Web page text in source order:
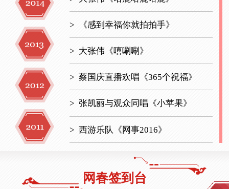
> 《感到幸福你就拍拍手》
> 大张伟《嘻唰唰》
> 蔡国庆直播欢唱《365个祝福》
> 张凯丽与观众同唱《小苹果》
> 西游乐队《网事2016》
神童网红大联盟 各显神通秀才艺
> 直播连线熊猫宝宝
网春签到台